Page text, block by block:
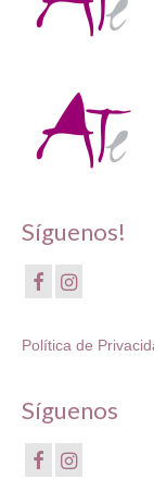
Síguenos!
Política de
Síguenos